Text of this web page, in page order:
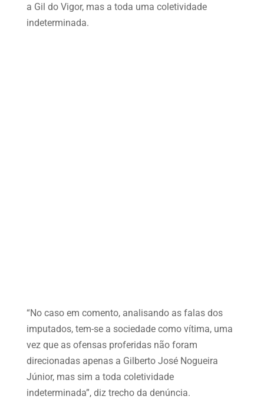
a Gil do Vigor, mas a toda uma coletividade
indeterminada.
“No caso em comento, analisando as falas dos
imputados, tem-se a sociedade como vítima, uma
vez que as ofensas proferidas não foram
direcionadas apenas a Gilberto José Nogueira
Júnior, mas sim a toda coletividade
indeterminada”, diz trecho da denúncia.